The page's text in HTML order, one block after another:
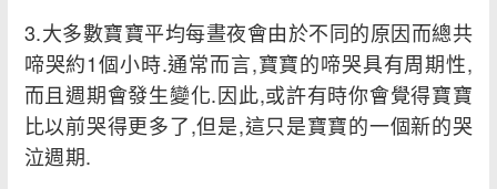
3.大多數寶寶平均每晝夜會由於不同的原因而總共
啼哭約1個小時.通常而言,寶寶的啼哭具有周期性,
而且週期會發生變化.因此,或許有時你會覺得寶寶
比以前哭得更多了,但是,這只是寶寶的一個新的哭
泣週期.